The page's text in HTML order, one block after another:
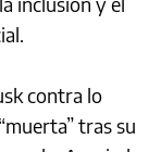
contra lo
tras su